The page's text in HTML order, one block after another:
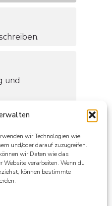
wir Technologien wie
und/oder darauf zuzugreifen.
wir Daten wie das
Website verarbeiten. Wenn du
können bestimmte
und